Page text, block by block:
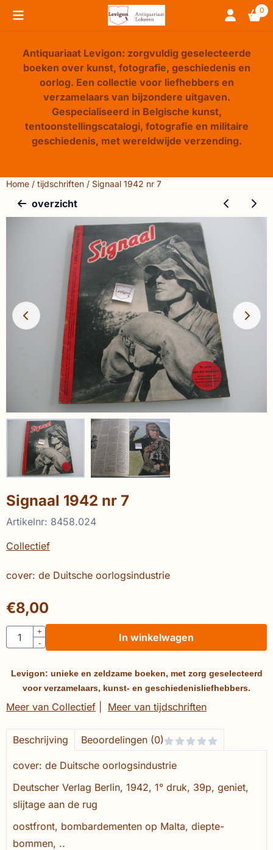
Cookievoorkeuren zijn beschikbaar. Kies instellingen of 0
Antiquariaat Levigon: zorgvuldig geselecteerde
boeken over kunst, fotografie, geschiedenis en
oorlog. Een collectie voor liefhebbers en
verzamelaars van bijzondere uitgaven.
Gespecialiseerd in Belgische kunst,
tentoonstellingscatalogi, fotografie en militaire
geschiedenis, met wereldwijde verzending.
Home / tijdschriften / Signaal 1942 nr 7
overzicht
Signaal 1942 nr 7
Artikelnr: 8458.024
Collectief
cover: de Duitsche oorlogsindustrie
€8,00
Aantal
+
-
In winkelwagen
Levigon: unieke en zeldzame boeken, met zorg geselecteerd
voor verzamelaars, kunst- en geschiedenisliefhebbers.
Meer van Collectief Meer van tijdschriften
Beschrijving Beoordelingen (0)
cover: de Duitsche oorlogsindustrie
Deutscher Verlag Berlin, 1942, 1° druk, 39p, geniet,
slijtage aan de rug
oostfront, bombardementen op Malta, diepte-
bommen, ..